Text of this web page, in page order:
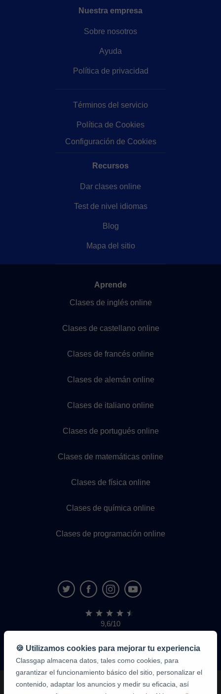
Nuestra empresa
Sobre nosotros
Ayuda
Política de privacidad
Términos del servicio
Política de Cookies
Configuración de Cookies
Recursos
Dar clases online
Test de nivel idiomas
Blog
Mapa del sitio
Aprende
Clases de inglés online
Clases de castellano online
Clases de francés online
Clases de alemán online
Clases de italiano online
Clases de portugués online
Clases de matemáticas online
Clases de física online
Clases de química online
Clases de programación online
9,6/10
1.339.284
de
alumnos
🍪 Utilizamos cookies para mejorar tu experiencia
Classgap almacena datos, tales como cookies, para
garantizar el funcionamiento básico del sitio, personalizar el
contenido, adaptar los anuncios y medir su eficacia, así